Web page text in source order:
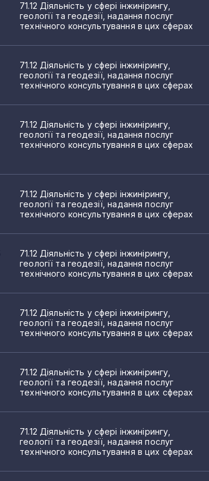
71.12 Діяльність у сфері інжинірингу,
геології та геодезії, надання послуг
технічного консультування в цих сферах
71.12 Діяльність у сфері інжинірингу,
геології та геодезії, надання послуг
технічного консультування в цих сферах
71.12 Діяльність у сфері інжинірингу,
геології та геодезії, надання послуг
технічного консультування в цих сферах
71.12 Діяльність у сфері інжинірингу,
геології та геодезії, надання послуг
технічного консультування в цих сферах
71.12 Діяльність у сфері інжинірингу,
геології та геодезії, надання послуг
технічного консультування в цих сферах
71.12 Діяльність у сфері інжинірингу,
геології та геодезії, надання послуг
технічного консультування в цих сферах
71.12 Діяльність у сфері інжинірингу,
геології та геодезії, надання послуг
технічного консультування в цих сферах
71.12 Діяльність у сфері інжинірингу,
геології та геодезії, надання послуг
технічного консультування в цих сферах